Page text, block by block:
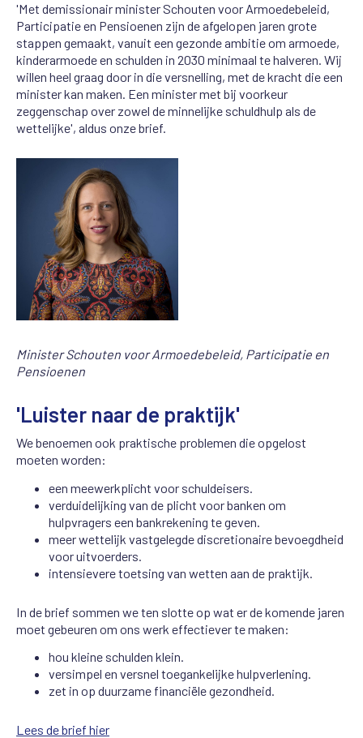
'Met demissionair minister Schouten voor Armoedebeleid,
Participatie en Pensioenen zijn de afgelopen jaren grote
stappen gemaakt, vanuit een gezonde ambitie om armoede,
kinderarmoede en schulden in 2030 minimaal te halveren. Wij
willen heel graag door in die versnelling, met de kracht die een
minister kan maken. Een minister met bij voorkeur
zeggenschap over zowel de minnelijke schuldhulp als de
wettelijke', aldus onze brief.
Minister Schouten voor Armoedebeleid, Participatie en
Pensioenen
'Luister naar de praktijk'
We benoemen ook praktische problemen die opgelost
moeten worden:
een meewerkplicht voor schuldeisers.
verduidelijking van de plicht voor banken om
hulpvragers een bankrekening te geven.
meer wettelijk vastgelegde discretionaire bevoegdheid
voor uitvoerders.
intensievere toetsing van wetten aan de praktijk.
In de brief sommen we ten slotte op wat er de komende jaren
moet gebeuren om ons werk effectiever te maken:
hou kleine schulden klein.
versimpel en versnel toegankelijke hulpverlening.
zet in op duurzame financiële gezondheid.
Lees de brief hier